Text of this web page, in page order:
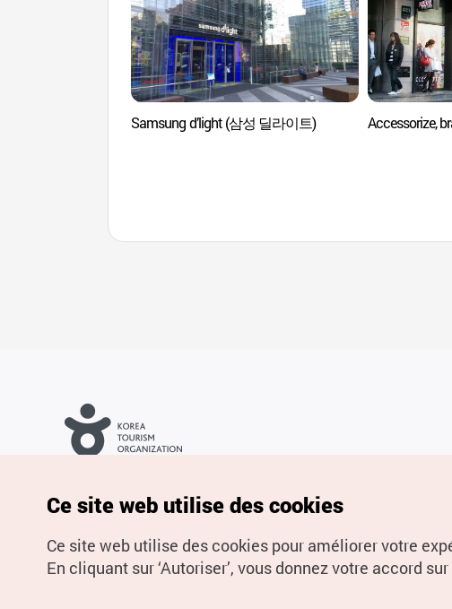
Samsung d’light (삼성 딜라이트) Accessorize,
Pour les rapports d'erreurs et demandes de renseignements,
adressez vos demandes à
Ce site web utilise des cookies
Ce site web utilise des cookies pour améliorer votre
En cliquant sur ‘Autoriser’, vous donnez votre accord